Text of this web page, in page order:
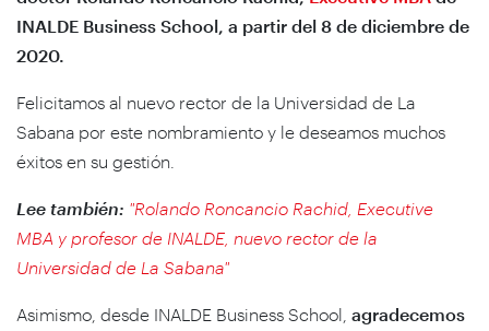
INALDE Business School, a partir del 8 de diciembre de
2020.
Felicitamos al nuevo rector de la Universidad de La
Sabana por este nombramiento y le deseamos muchos
éxitos en su gestión.
Lee también: "Rolando Roncancio Rachid, Executive
MBA y profesor de INALDE, nuevo rector de la
Universidad de La Sabana"
Asimismo, desde INALDE Business School, agradecemos